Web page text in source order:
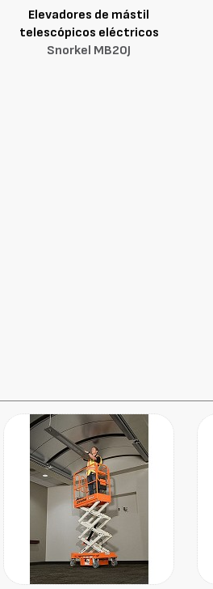
Elevadores de mástil
telescópicos eléctricos
Snorkel MB20J